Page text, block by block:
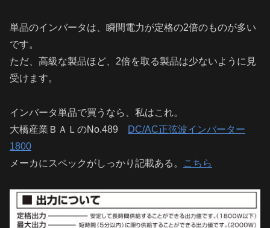
単品のインバータは、瞬間電力が定格の2倍のものが多い
です。
ただ、高級な製品ほど、2倍を取る製品は少ないように見
受けます。
インバータ単品で買うなら、私はこれ。
大橋産業ＢＡＬのNo.489
DC/AC正弦波インバーター
1800
メーカにスペックがしっかり記載ある。
こちら